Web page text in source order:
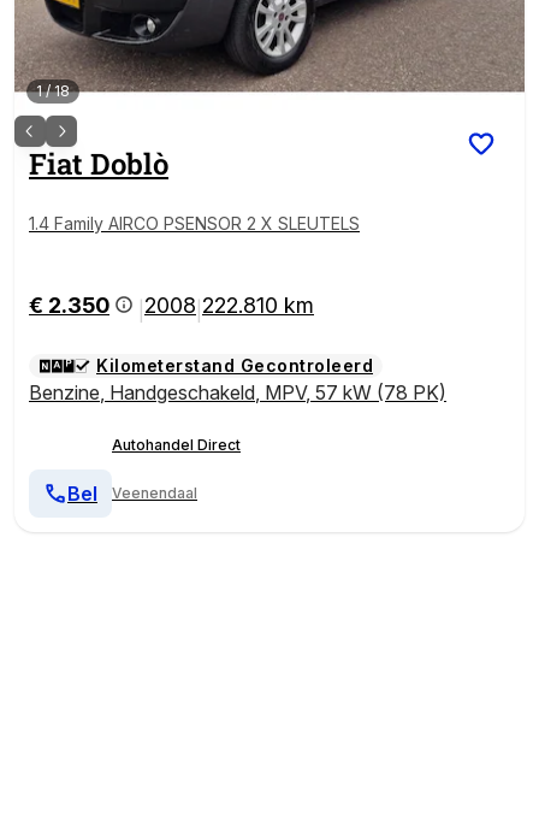
1/18
Fiat Doblò
1.4 Family AIRCO PSENSOR 2 X SLEUTELS
€ 2.350 2008 222.810 km
Kilometerstand Gecontroleerd
Benzine, Handgeschakeld, MPV, 57 kW (78 PK)
Autohandel Direct
Veenendaal
Bel